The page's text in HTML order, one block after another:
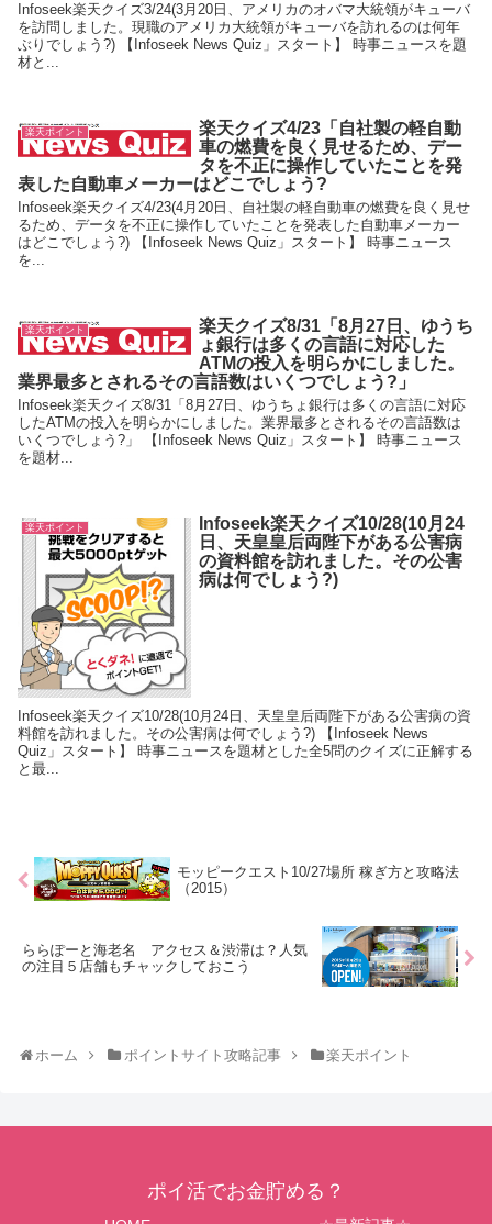
Infoseek楽天クイズ3/24(3月20日、アメリカのオバマ大統領がキューバ
を訪問しました。現職のアメリカ大統領がキューバを訪れるのは何年
ぶりでしょう?) 【Infoseek News Quiz」スタート】 時事ニュースを題
材と...
楽天ポイント
楽天クイズ4/23「自社製の軽自動
車の燃費を良く見せるため、デー
タを不正に操作していたことを発
表した自動車メーカーはどこでしょう?
Infoseek楽天クイズ4/23(4月20日、自社製の軽自動車の燃費を良く見せ
るため、データを不正に操作していたことを発表した自動車メーカー
はどこでしょう?) 【Infoseek News Quiz」スタート】 時事ニュース
を...
楽天ポイント
楽天クイズ8/31「8月27日、ゆうち
ょ銀行は多くの言語に対応した
ATMの投入を明らかにしました。
業界最多とされるその言語数はいくつでしょう?」
Infoseek楽天クイズ8/31「8月27日、ゆうちょ銀行は多くの言語に対応
したATMの投入を明らかにしました。業界最多とされるその言語数は
いくつでしょう?」 【Infoseek News Quiz」スタート】 時事ニュース
を題材...
楽天ポイント
Infoseek楽天クイズ10/28(10月24
日、天皇皇后両陛下がある公害病
の資料館を訪れました。その公害
病は何でしょう?)
Infoseek楽天クイズ10/28(10月24日、天皇皇后両陛下がある公害病の資
料館を訪れました。その公害病は何でしょう?) 【Infoseek News
Quiz」スタート】 時事ニュースを題材とした全5問のクイズに正解する
と最...
モッピークエスト10/27場所 稼ぎ方と攻略法
（2015）
ららぽーと海老名 アクセス＆渋滞は？人気
の注目５店舗もチャックしておこう
ホーム ポイントサイト攻略記事 楽天ポイント
ポイ活でお金貯める？